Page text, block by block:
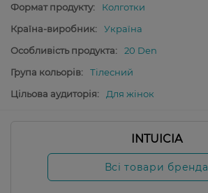
Формат продукту:
Колготки
Країна-виробник:
Україна
Особливість продукта:
20 Den
Група кольорів:
Тілесний
Цільова аудиторія:
Для жінок
INTUICIA
Всі товари бренда